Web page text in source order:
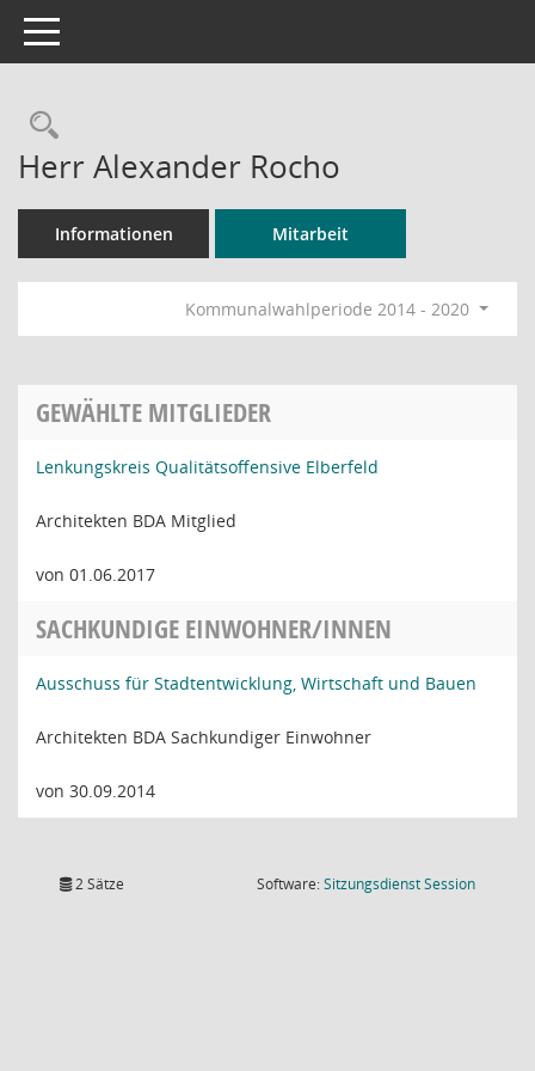
Toggle navigation
Rechercheauswahl
Herr Alexander Rocho
Informationen Mitarbeit
Kommunalwahlperiode 2014 - 2020
GEWÄHLTE MITGLIEDER
Lenkungskreis Qualitätsoffensive Elberfeld
Architekten BDA Mitglied
von 01.06.2017
SACHKUNDIGE EINWOHNER/INNEN
Ausschuss für Stadtentwicklung, Wirtschaft und Bauen
Architekten BDA Sachkundiger Einwohner
von 30.09.2014
2 Sätze Software:SitzungsdienstSession(Wird in